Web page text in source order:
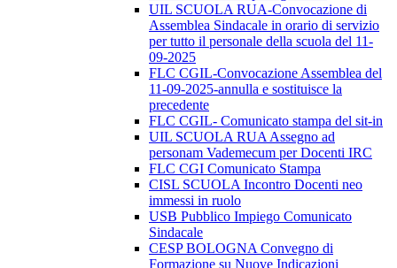
UIL SCUOLA RUA-Convocazione di
Assemblea Sindacale in orario di servizio
per tutto il personale della scuola del 11-
09-2025
FLC CGIL-Convocazione Assemblea del
11-09-2025-annulla e sostituisce la
precedente
FLC CGIL- Comunicato stampa del sit-in
UIL SCUOLA RUA Assegno ad
personam Vademecum per Docenti IRC
FLC CGI Comunicato Stampa
CISL SCUOLA Incontro Docenti neo
immessi in ruolo
USB Pubblico Impiego Comunicato
Sindacale
CESP BOLOGNA Convegno di
Formazione su Nuove Indicazioni